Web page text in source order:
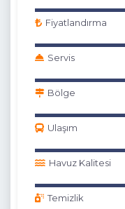
Fiyatlandırma
Servis
Bölge
Ulaşım
Havuz Kalitesi
Temizlik